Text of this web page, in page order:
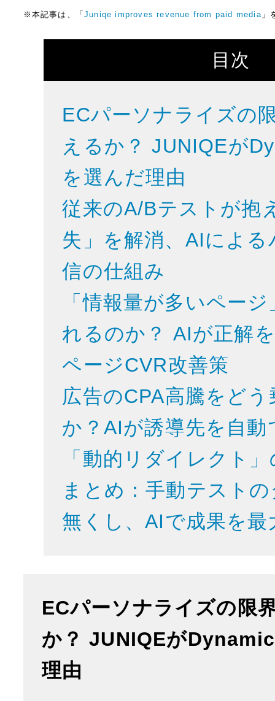
※本記事は、「 Juniqe improves revenue from paid media」
目次
ECパーソナライズの
えるか？ JUNIQEが
を選んだ理由
従来のA/Bテストが抱
失」を解消、AIによる
信の仕組み
「情報量が多いペー
れるのか？ AIが正解
ページCVR改善策
広告のCPA高騰をど
か？AIが誘導先を自動
「動的リダイレクト
まとめ：手動テスト
無くし、AIで成果を最
ECパーソナライズの限
か？ JUNIQEが
理由